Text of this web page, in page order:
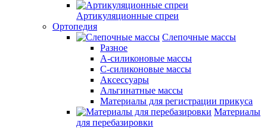
Артикуляционные спреи
Ортопедия
Слепочные массы
Разное
А-силиконовые массы
С-силиконовые массы
Аксессуары
Альгинатные массы
Материалы для регистрации прикуса
Материалы
для перебазировки